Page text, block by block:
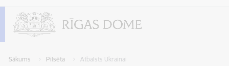
Sākums Pilsēta Atbalsts Ukrainai